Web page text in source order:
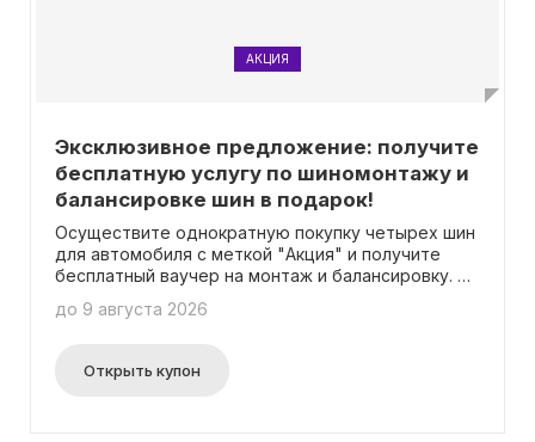
АКЦИЯ
Эксклюзивное предложение: получите
бесплатную услугу по шиномонтажу и
балансировке шин в подарок!
Осуществите однократную покупку четырех шин
для автомобиля с меткой "Акция" и получите
бесплатный ваучер на монтаж и балансировку. Вы
удобное время и в любом из наших пунктов
пожалуйста, посетите страницу нашего
специального предложения. Вам не нужно
до 9 августа 2026
Открыть купон